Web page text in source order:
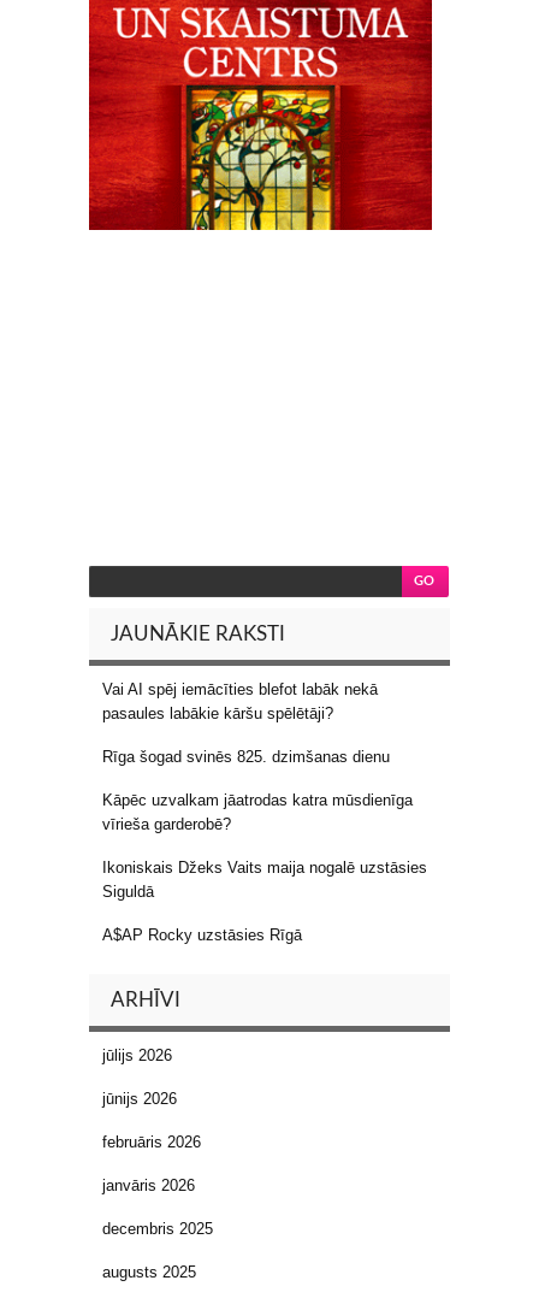
JAUNĀKIE RAKSTI
Vai AI spēj iemācīties blefot labāk nekā
pasaules labākie kāršu spēlētāji?
Rīga šogad svinēs 825. dzimšanas dienu
Kāpēc uzvalkam jāatrodas katra mūsdienīga
vīrieša garderobē?
Ikoniskais Džeks Vaits maija nogalē uzstāsies
Siguldā
A$AP Rocky uzstāsies Rīgā
ARHĪVI
jūlijs 2026
jūnijs 2026
februāris 2026
janvāris 2026
decembris 2025
augusts 2025